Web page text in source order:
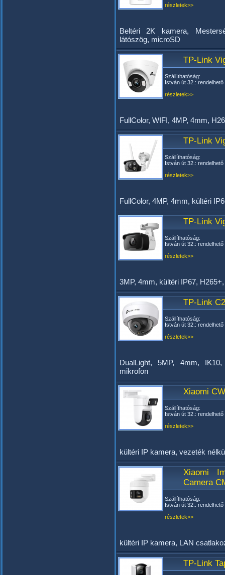
részletek>>
Beltéri 2K kamera,
látószög, microSD
TP-Link
Szállíthatóság:
István út 32.: rendelhető
részletek>>
FullColor, WIFI, 4MP, 4mm,
TP-Link
Szállíthatóság:
István út 32.: rendelhető
részletek>>
FullColor, 4MP, 4mm, kültéri
TP-Link
Szállíthatóság:
István út 32.: rendelhető
részletek>>
3MP, 4mm, kültéri IP67,
TP-Link
Szállíthatóság:
István út 32.: rendelhető
részletek>>
DualLight, 5MP, 4mm,
mikrofon
Xiaomi
Szállíthatóság:
István út 32.: rendelhető
részletek>>
kültéri IP kamera, vezeték
Xiaomi
Camera
Szállíthatóság:
István út 32.: rendelhető
részletek>>
kültéri IP kamera, LAN
TP-Link